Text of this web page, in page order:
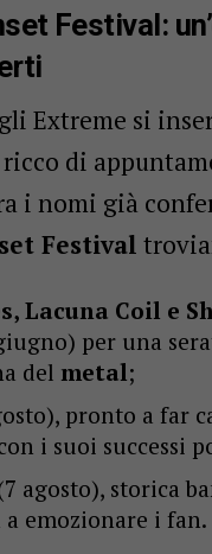
Festival:
Extreme si
di
i nomi già
Festival
Lacuna Coil e
per una
del metal;
pronto a far
i suoi successi
agosto), storica
emozionare i fan.